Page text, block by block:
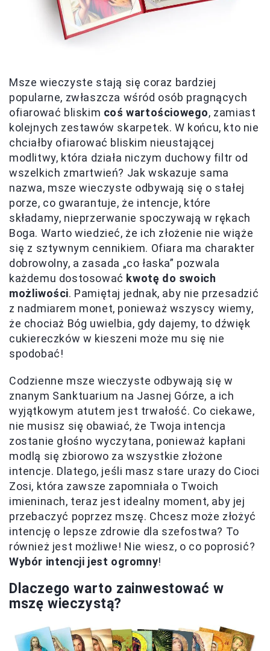
Msze wieczyste stają się coraz bardziej
popularne, zwłaszcza wśród osób pragnących
ofiarować bliskim coś wartościowego, zamiast
kolejnych zestawów skarpetek. W końcu, kto nie
chciałby ofiarować bliskim nieustającej
modlitwy, która działa niczym duchowy filtr od
wszelkich zmartwień? Jak wskazuje sama
nazwa, msze wieczyste odbywają się o stałej
porze, co gwarantuje, że intencje, które
składamy, nieprzerwanie spoczywają w rękach
Boga. Warto wiedzieć, że ich złożenie nie wiąże
się z sztywnym cennikiem. Ofiara ma charakter
dobrowolny, a zasada „co łaska” pozwala
każdemu dostosować kwotę do swoich
możliwości. Pamiętaj jednak, aby nie przesadzić
z nadmiarem monet, ponieważ wszyscy wiemy,
że chociaż Bóg uwielbia, gdy dajemy, to dźwięk
cukiereczków w kieszeni może mu się nie
spodobać!
Codzienne msze wieczyste odbywają się w
znanym Sanktuarium na Jasnej Górze, a ich
wyjątkowym atutem jest trwałość. Co ciekawe,
nie musisz się obawiać, że Twoja intencja
zostanie głośno wyczytana, ponieważ kapłani
modlą się zbiorowo za wszystkie złożone
intencje. Dlatego, jeśli masz stare urazy do Cioci
Zosi, która zawsze zapomniała o Twoich
imieninach, teraz jest idealny moment, aby jej
przebaczyć poprzez mszę. Chcesz może złożyć
intencję o lepsze zdrowie dla szefostwa? To
również jest możliwe! Nie wiesz, o co poprosić?
Wybór intencji jest ogromny!
Dlaczego warto zainwestować w
mszę wieczystą?